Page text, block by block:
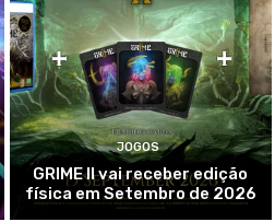
JOGOS
GRIME II vai receber edição
física em Setembro de 2026